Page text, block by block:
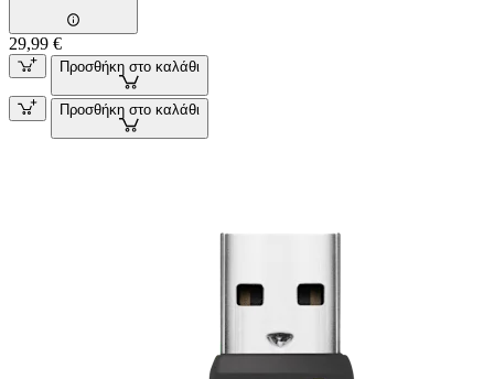
29,99 €
Προσθήκη στο καλάθι
Προσθήκη στο καλάθι